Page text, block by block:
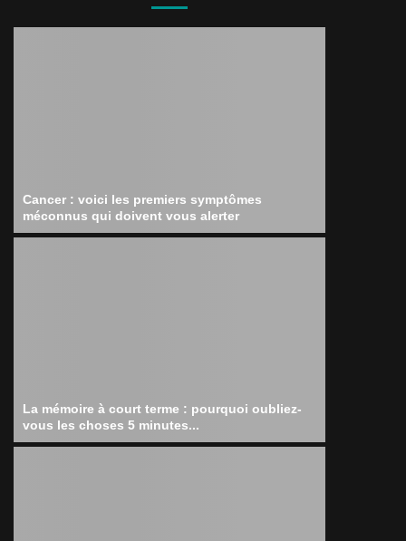
Cancer : voici les premiers symptômes
méconnus qui doivent vous alerter
La mémoire à court terme : pourquoi oubliez-
vous les choses 5 minutes...